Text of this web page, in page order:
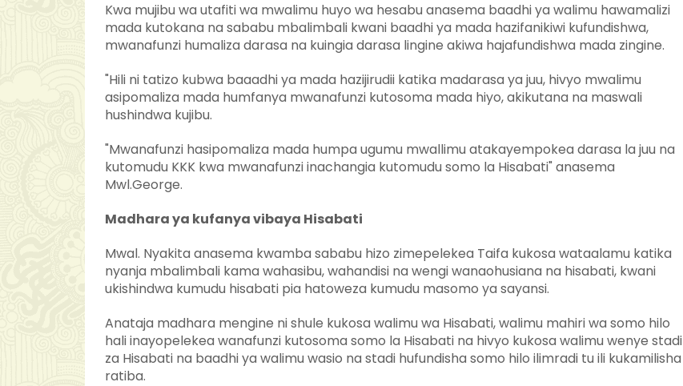
Kwa mujibu wa utafiti wa mwalimu huyo wa hesabu anasema baadhi ya walimu hawamalizi
mada kutokana na sababu mbalimbali kwani baadhi ya mada hazifanikiwi kufundishwa,
mwanafunzi humaliza darasa na kuingia darasa lingine akiwa hajafundishwa mada zingine.
"Hili ni tatizo kubwa baaadhi ya mada hazijirudii katika madarasa ya juu, hivyo mwalimu
asipomaliza mada humfanya mwanafunzi kutosoma mada hiyo, akikutana na maswali
hushindwa kujibu.
"Mwanafunzi hasipomaliza mada humpa ugumu mwallimu atakayempokea darasa la juu na
kutomudu KKK kwa mwanafunzi inachangia kutomudu somo la Hisabati" anasema
Mwl.George.
Madhara ya kufanya vibaya Hisabati
Mwal. Nyakita anasema kwamba sababu hizo zimepelekea Taifa kukosa wataalamu katika
nyanja mbalimbali kama wahasibu, wahandisi na wengi wanaohusiana na hisabati, kwani
ukishindwa kumudu hisabati pia hatoweza kumudu masomo ya sayansi.
Anataja madhara mengine ni shule kukosa walimu wa Hisabati, walimu mahiri wa somo hilo
hali inayopelekea wanafunzi kutosoma somo la Hisabati na hivyo kukosa walimu wenye stadi
za Hisabati na baadhi ya walimu wasio na stadi hufundisha somo hilo ilimradi tu ili kukamilisha
ratiba.